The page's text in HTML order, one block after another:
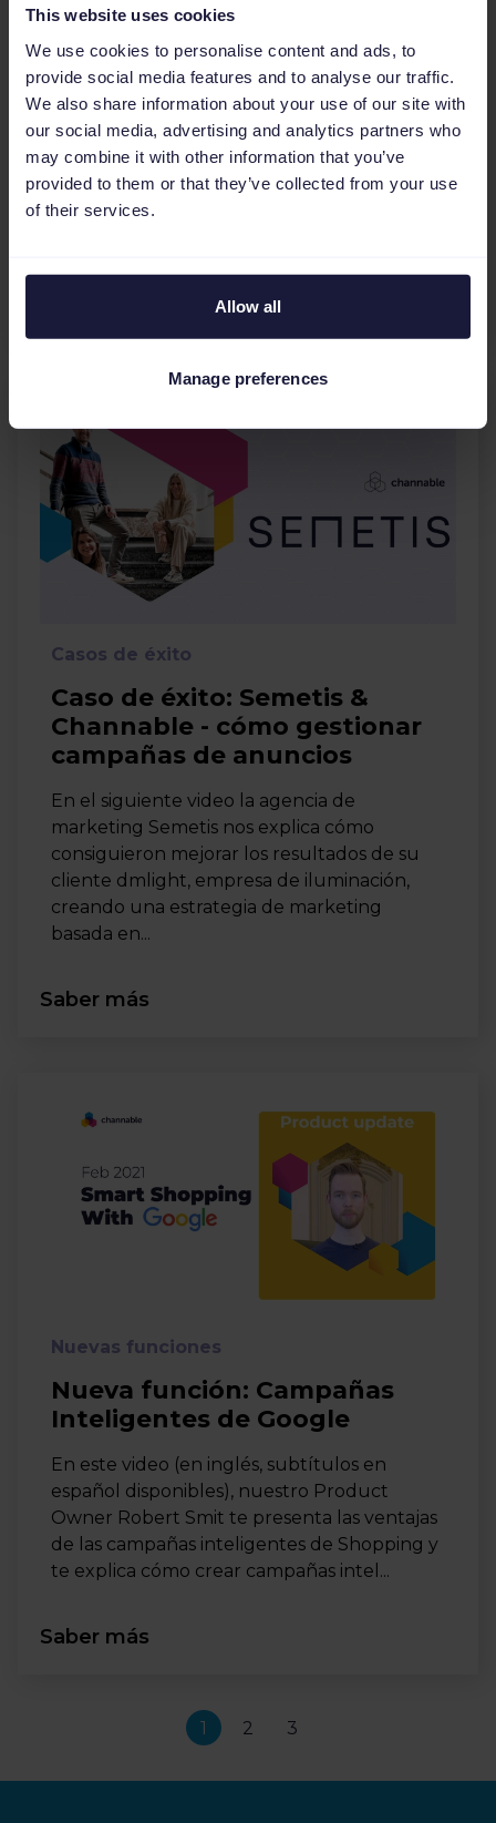
This website uses cookies
We use cookies to personalise content and ads, to
provide social media features and to analyse our traffic.
We also share information about your use of our site with
our social media, advertising and analytics partners who
may combine it with other information that you’ve
provided to them or that they’ve collected from your use
of their services.
Allow all
Manage preferences
necesitas anunciarte en
Facebook
El social commerce tiene un gran potencial
para tu negocio. En torno a 4 mil millones de
usuarios emplean su tiempo explorando en
Facebook e Instagram cada mes. En este
Casos de éxito
Caso de éxito: Semetis &
Channable - cómo gestionar
campañas de anuncios
En el siguiente video la agencia de
marketing Semetis nos explica cómo
consiguieron mejorar los resultados de su
cliente dmlight, empresa de iluminación,
creando una estrategia de marketing
basada en...
Saber más
Nuevas funciones
Nueva función: Campañas
Inteligentes de Google
En este video (en inglés, subtítulos en
español disponibles), nuestro Product
Owner Robert Smit te presenta las ventajas
de las campañas inteligentes de Shopping y
te explica cómo crear campañas intel...
Saber más
1 2 3